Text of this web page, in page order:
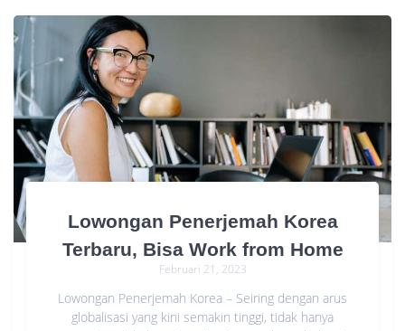
Lowongan Penerjemah Korea
Terbaru, Bisa Work from Home
Februari 21, 2023
Lowongan Penerjemah Korea – Seiring dengan arus
globalisasi yang kini semakin tinggi, tidak hanya